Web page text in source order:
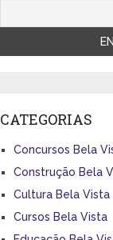
CATEGORIAS
Concursos Bela
Construção Bela
Cultura Bela Vista
Cursos Bela Vista